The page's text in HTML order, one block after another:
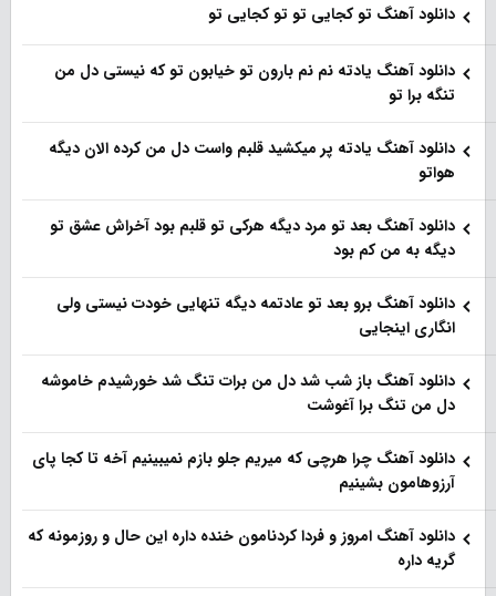
دانلود آهنگ تو کجایی تو تو کجایی تو
دانلود آهنگ یادته نم نم بارون تو خیابون تو که نیستی دل من
تنگه برا تو
دانلود آهنگ یادته پر میکشید قلبم واست دل من کرده الان دیگه
هواتو
دانلود آهنگ بعد تو مرد دیگه هرکی تو قلبم بود آخراش عشق تو
دیگه به من کم بود
دانلود آهنگ برو بعد تو عادتمه دیگه تنهایی خودت نیستی ولی
انگاری اینجایی
دانلود آهنگ باز شب شد دل من برات تنگ شد خورشیدم خاموشه
دل من تنگ برا آغوشت
دانلود آهنگ چرا هرچی که میریم جلو بازم نمیبینیم آخه تا کجا پای
آرزوهامون بشینیم
دانلود آهنگ امروز و فردا کردنامون خنده داره این حال و روزمونه که
گریه داره